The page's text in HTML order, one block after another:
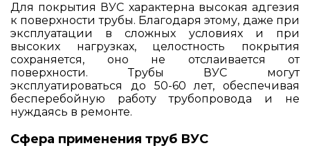
Для покрытия ВУС характерна высокая адгезия
к поверхности трубы. Благодаря этому, даже при
эксплуатации в сложных условиях и при
высоких нагрузках, целостность покрытия
сохраняется, оно не отслаивается от
поверхности. Трубы ВУС могут
эксплуатироваться до 50-60 лет, обеспечивая
бесперебойную работу трубопровода и не
нуждаясь в ремонте.
Сфера применения труб ВУС